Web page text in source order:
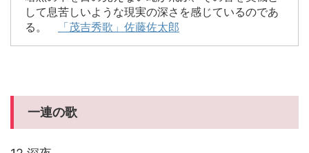
して息苦しいような現実の深さを感じているのであ
る。
「茂吉秀歌」佐藤佐太郎
一連の歌